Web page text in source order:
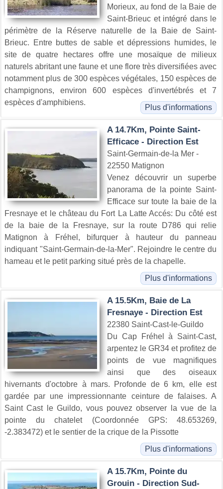
Morieux, au fond de la Baie de
Saint-Brieuc et intégré dans le
périmètre de la Réserve naturelle de la Baie de Saint-
Brieuc. Entre buttes de sable et dépressions humides, le
site de quatre hectares offre une mosaïque de milieux
naturels abritant une faune et une flore très diversifiées avec
notamment plus de 300 espèces végétales, 150 espèces de
champignons, environ 600 espèces d'invertébrés et 7
espèces d'amphibiens.
Plus d'informations
A 14.7Km, Pointe Saint-
Efficace - Direction Est
Saint-Germain-de-la Mer -
22550 Matignon
Venez découvrir un superbe
panorama de la pointe Saint-
Efficace sur toute la baie de la
Fresnaye et le château du Fort La Latte Accés: Du côté est
de la baie de la Fresnaye, sur la route D786 qui relie
Matignon à Fréhel, bifurquer à hauteur du panneau
indiquant "Saint-Germain-de-la-Mer". Rejoindre le centre du
hameau et le petit parking situé près de la chapelle.
Plus d'informations
A 15.5Km, Baie de La
Fresnaye - Direction Est
22380 Saint-Cast-le-Guildo
Du Cap Fréhel à Saint-Cast,
arpentez le GR34 et profitez de
points de vue magnifiques
ainsi que des oiseaux
hivernants d'octobre à mars. Profonde de 6 km, elle est
gardée par une impressionnante ceinture de falaises. A
Saint Cast le Guildo, vous pouvez observer la vue de la
pointe du chatelet (Coordonnée GPS: 48.653269,
-2.383472) et le sentier de la crique de la Pissotte
Plus d'informations
A 15.7Km, Pointe du
Grouin - Direction Sud-